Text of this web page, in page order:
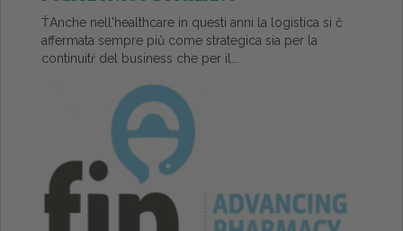
ŤAnche nell'healthcare in questi anni la logistica si č
affermata sempre piů come strategica sia per la
continuitŕ del business che per il...